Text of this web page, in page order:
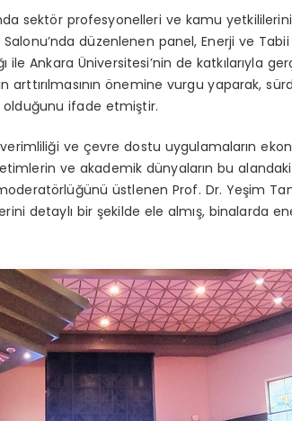
sektör profesyonelleri ve kamu
düzenlenen panel, Enerji ve Tabii
ile Ankara Üniversitesi’nin de katkılarıyla
arttırılmasının önemine vurgu yaparak,
ifade etmiştir.
ve çevre dostu uygulamaların
ve akademik dünyaların bu alandaki
üstlenen Prof. Dr. Yeşim
detaylı bir şekilde ele almış, binalarda